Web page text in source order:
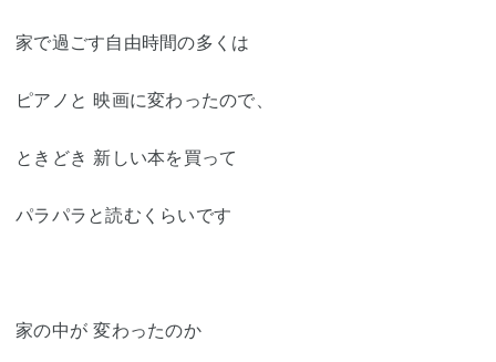
家で過ごす自由時間の多くは
ピアノと 映画に変わったので、
ときどき 新しい本を買って
パラパラと読むくらいです
家の中が 変わったのか